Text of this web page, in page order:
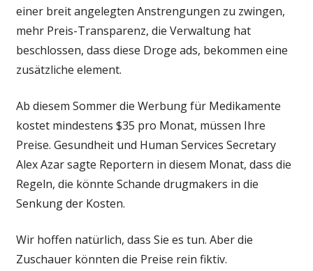
einer breit angelegten Anstrengungen zu zwingen,
mehr Preis-Transparenz, die Verwaltung hat
beschlossen, dass diese Droge ads, bekommen eine
zusätzliche element.
Ab diesem Sommer die Werbung für Medikamente
kostet mindestens $35 pro Monat, müssen Ihre
Preise. Gesundheit und Human Services Secretary
Alex Azar sagte Reportern in diesem Monat, dass die
Regeln, die könnte Schande drugmakers in die
Senkung der Kosten.
Wir hoffen natürlich, dass Sie es tun. Aber die
Zuschauer könnten die Preise rein fiktiv.